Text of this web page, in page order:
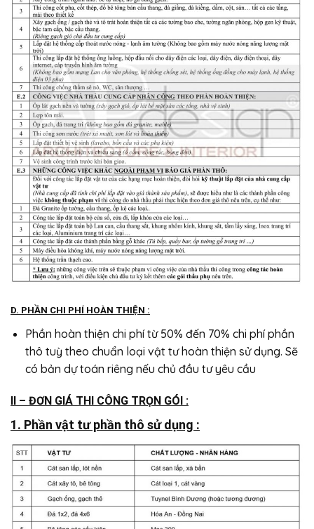
D. PHẦN CHI PHÍ HOÀN THIỆN :
Phần hoàn thiện chi phí từ 50% đến 70% chi phí phần
thô tuỳ theo chuẩn loại vật tư hoàn thiện sử dụng. Sẽ
có bản dự toán riêng nếu chủ đầu tư yêu cầu
II – ĐƠN GIÁ THI CÔNG TRỌN GÓI :
1. Phần vật tư phần thô sử dụng :